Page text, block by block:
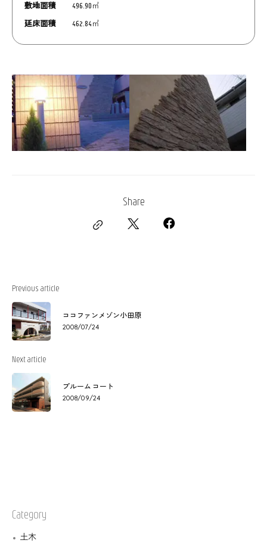
敷地面積
496.90㎡
延床面積
462.84㎡
Share
Previous article
ココファンメゾン小田原
2008/07/24
Next article
プルーム コート
2008/09/24
Category
土木